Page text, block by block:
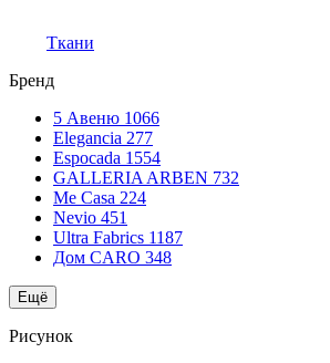
Ткани
Бренд
5 Авеню 1066
Elegancia 277
Espocada 1554
GALLERIA ARBEN 732
Me Casa 224
Nevio 451
Ultra Fabrics 1187
Дом CARO 348
Ещё
Рисунок